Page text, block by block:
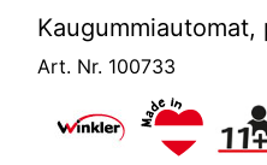
Kaugummiautomat,
Art. Nr. 100733